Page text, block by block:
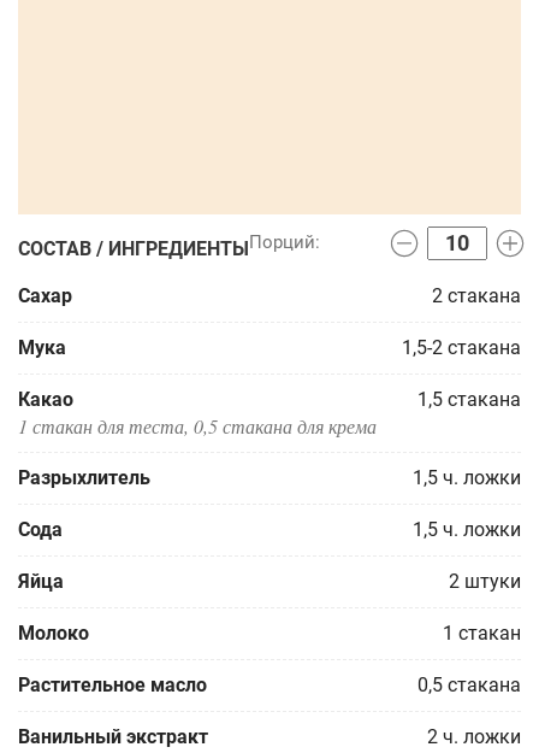
СОСТАВ / ИНГРЕДИЕНТЫ
Сахар 2 стакана
Мука 1,5-2 стакана
Какао 1,5 стакана
1 стакан для теста, 0,5 стакана для крема
Разрыхлитель 1,5 ч. ложки
Сода 1,5 ч. ложки
Яйца 2 штуки
Молоко 1 стакан
Растительное масло 0,5 стакана
Ванильный экстракт 2 ч. ложки